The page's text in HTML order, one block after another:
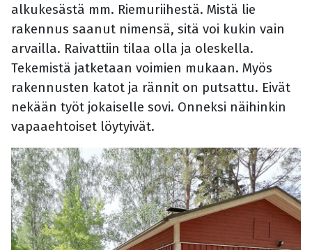
alkukesästä mm. Riemuriihestä. Mistä lie
rakennus saanut nimensä, sitä voi kukin vain
arvailla. Raivattiin tilaa olla ja oleskella.
Tekemistä jatketaan voimien mukaan. Myös
rakennusten katot ja rännit on putsattu. Eivät
nekään työt jokaiselle sovi. Onneksi näihinkin
vapaaehtoiset löytyivät.